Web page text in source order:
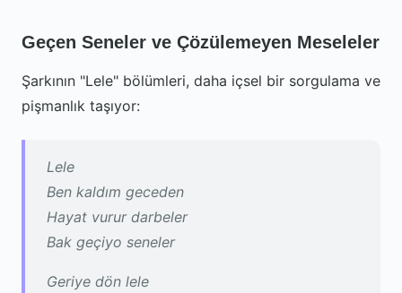
Geçen Seneler ve Çözülemeyen Meseleler
Şarkının "Lele" bölümleri, daha içsel bir sorgulama ve
pişmanlık taşıyor:
Lele
Ben kaldım geceden
Hayat vurur darbeler
Bak geçiyo seneler
Geriye dön lele